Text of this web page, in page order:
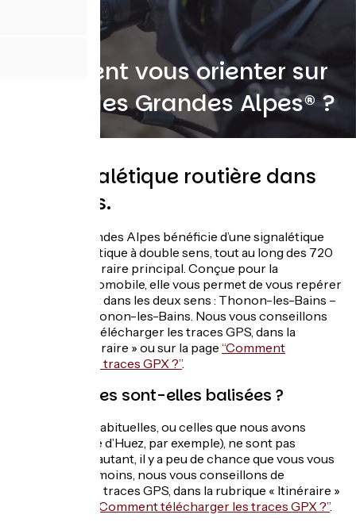
Comment vous orienter sur
Route des Grandes Alpes® ?
Une signalétique routière dans
les 2 sens.
Route des Grandes Alpes bénéficie d’une signalétique
routière touristique à double sens, tout au long des 720
km de son itinéraire principal. Conçue pour la
circulation automobile, elle vous permet de vous repérer
très facilement dans les deux sens : Thonon-les-Bains –
Nice, Nice – Thonon-les-Bains. Nous vous conseillons
cependant de télécharger les traces GPS, dans la
rubrique « Itinéraire » ou sur la page “Comment
télécharger les traces GPX ?”.
Les variantes sont-elles balisées ?
Les variantes habituelles, ou celles que nous avons
ajoutées (l’Alpe d’Huez, par exemple), ne sont pas
balisées. Pour autant, il y a peu de chance que vous vous
perdiez ! Néanmoins, nous vous conseillons de
télécharger les traces GPS, dans la rubrique « Itinéraire »
“Comment télécharger les traces GPX ?”.